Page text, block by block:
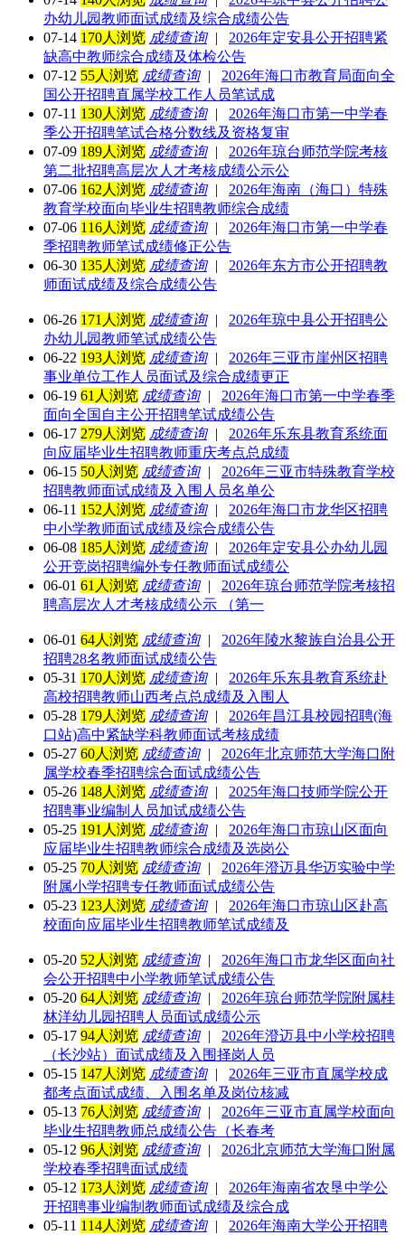
办幼儿园教师面试成绩及综合成绩公告
07-14 170人浏览 成绩查询|
2026年定安县公开招聘紧
缺高中教师综合成绩及体检公告
07-12 55人浏览 成绩查询|
2026年海口市教育局面向全
国公开招聘直属学校工作人员笔试成
07-11 130人浏览 成绩查询|
2026年海口市第一中学春
季公开招聘笔试合格分数线及资格复审
07-09 189人浏览 成绩查询|
2026年琼台师范学院考核
第二批招聘高层次人才考核成绩公示公
07-06 162人浏览 成绩查询|
2026年海南（海口）特殊
教育学校面向毕业生招聘教师综合成绩
07-06 116人浏览 成绩查询|
2026年海口市第一中学春
季招聘教师笔试成绩修正公告
06-30 135人浏览 成绩查询|
2026年东方市公开招聘教
师面试成绩及综合成绩公告
06-26 171人浏览 成绩查询|
2026年琼中县公开招聘公
办幼儿园教师笔试成绩公告
06-22 193人浏览 成绩查询|
2026年三亚市崖州区招聘
事业单位工作人员面试及综合成绩更正
06-19 61人浏览 成绩查询|
2026年海口市第一中学春季
面向全国自主公开招聘笔试成绩公告
06-17 279人浏览 成绩查询|
2026年乐东县教育系统面
向应届毕业生招聘教师重庆考点总成绩
06-15 50人浏览 成绩查询|
2026年三亚市特殊教育学校
招聘教师面试成绩及入围人员名单公
06-11 152人浏览 成绩查询|
2026年海口市龙华区招聘
中小学教师面试成绩及综合成绩公告
06-08 185人浏览 成绩查询|
2026年定安县公办幼儿园
公开竞岗招聘编外专任教师面试成绩公
06-01 61人浏览 成绩查询|
2026年琼台师范学院考核招
聘高层次人才考核成绩公示 （第一
06-01 64人浏览 成绩查询|
2026年陵水黎族自治县公开
招聘28名教师面试成绩公告
05-31 170人浏览 成绩查询|
2026年乐东县教育系统赴
高校招聘教师山西考点总成绩及入围人
05-28 179人浏览 成绩查询|
2026年昌江县校园招聘(海
口站)高中紧缺学科教师面试考核成绩
05-27 60人浏览 成绩查询|
2026年北京师范大学海口附
属学校春季招聘综合面试成绩公告
05-26 148人浏览 成绩查询|
2025年海口技师学院公开
招聘事业编制人员加试成绩公告
05-25 191人浏览 成绩查询|
2026年海口市琼山区面向
应届毕业生招聘教师综合成绩及选岗公
05-25 70人浏览 成绩查询|
2026年澄迈县华迈实验中学
附属小学招聘专任教师面试成绩公告
05-23 123人浏览 成绩查询|
2026年海口市琼山区赴高
校面向应届毕业生招聘教师笔试成绩及
05-20 52人浏览 成绩查询|
2026年海口市龙华区面向社
会公开招聘中小学教师笔试成绩公告
05-20 64人浏览 成绩查询|
2026年琼台师范学院附属桂
林洋幼儿园招聘人员面试成绩公示
05-17 94人浏览 成绩查询|
2026年澄迈县中小学校招聘
（长沙站）面试成绩及入围择岗人员
05-15 147人浏览 成绩查询|
2026年三亚市直属学校成
都考点面试成绩、入围名单及岗位核减
05-13 76人浏览 成绩查询|
2026年三亚市直属学校面向
毕业生招聘教师总成绩公告（长春考
05-12 96人浏览 成绩查询|
2026北京师范大学海口附属
学校春季招聘面试成绩
05-12 173人浏览 成绩查询|
2026年海南省农垦中学公
开招聘事业编制教师面试成绩及综合成
05-11 114人浏览 成绩查询|
2026年海南大学公开招聘